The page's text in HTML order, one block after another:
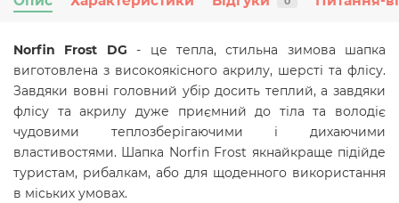
Norfin Frost DG - це тепла, стильна зимова шапка
виготовлена з високоякісного акрилу, шерсті та флісу.
Завдяки вовні головний убір досить теплий, а завдяки
флісу та акрилу дуже приємний до тіла та володіє
чудовими теплозберігаючими і дихаючими
властивостями. Шапка Norfin Frost якнайкраще підійде
туристам, рибалкам, або для щоденного використання
в міських умовах.